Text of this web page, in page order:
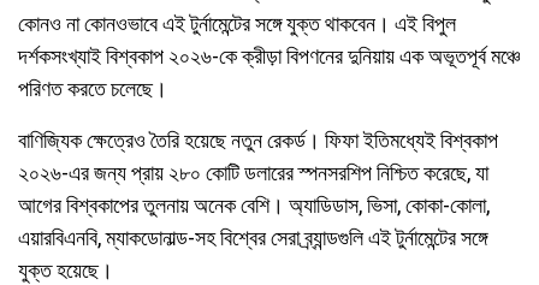
কোনও না কোনওভাবে এই টুর্নামেন্টের সঙ্গে যুক্ত থাকবেন। এই বিপুল
দর্শকসংখ্যাই বিশ্বকাপ ২০২৬-কে ক্রীড়া বিপণনের দুনিয়ায় এক অভূতপূর্ব মঞ্চে
পরিণত করতে চলেছে।
বাণিজ্যিক ক্ষেত্রেও তৈরি হয়েছে নতুন রেকর্ড। ফিফা ইতিমধ্যেই বিশ্বকাপ
২০২৬-এর জন্য প্রায় ২৮০ কোটি ডলারের স্পনসরশিপ নিশ্চিত করেছে, যা
আগের বিশ্বকাপের তুলনায় অনেক বেশি। অ্যাডিডাস, ভিসা, কোকা-কোলা,
এয়ারবিএনবি, ম্যাকডোনাল্ড-সহ বিশ্বের সেরা ব্র্যান্ডগুলি এই টুর্নামেন্টের সঙ্গে
যুক্ত হয়েছে।